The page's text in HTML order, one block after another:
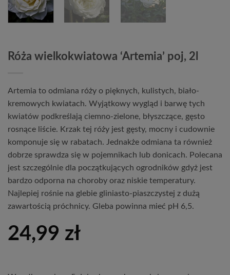
Róża wielkokwiatowa ‘Artemia’ poj, 2l
Artemia to odmiana róży o pięknych, kulistych, biało-
kremowych kwiatach. Wyjątkowy wygląd i barwę tych
kwiatów podkreślają ciemno-zielone, błyszczące, gęsto
rosnące liście. Krzak tej róży jest gęsty, mocny i cudownie
komponuje się w rabatach. Jednakże odmiana ta również
dobrze sprawdza się w pojemnikach lub donicach. Polecana
jest szczególnie dla początkujących ogrodników gdyż jest
bardzo odporna na choroby oraz niskie temperatury.
Najlepiej rośnie na glebie gliniasto-piaszczystej z dużą
zawartością próchnicy. Gleba powinna mieć pH 6,5.
24,99 zł